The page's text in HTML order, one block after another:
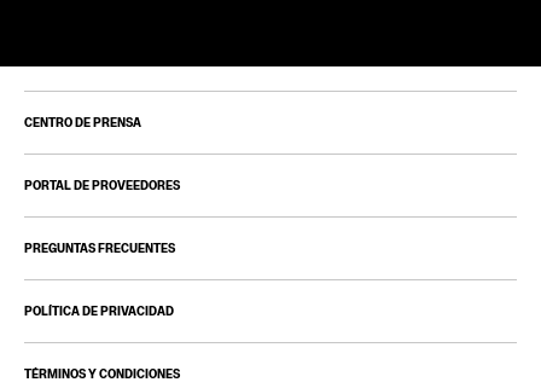
CENTRO DE PRENSA
PORTAL DE PROVEEDORES
PREGUNTAS FRECUENTES
POLÍTICA DE PRIVACIDAD
TÉRMINOS Y CONDICIONES